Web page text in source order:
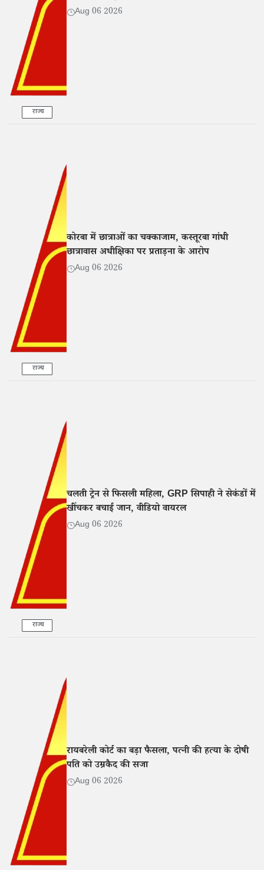
राज्य
Aug 06 2026
राज्य
कोरबा में छात्राओं का चक्काजाम, कस्तूरबा गांधी
छात्रावास अधीक्षिका पर प्रताड़ना के आरोप
Aug 06 2026
राज्य
चलती ट्रेन से फिसली महिला, GRP सिपाही ने सेकंडों में
खींचकर बचाई जान, वीडियो वायरल
Aug 06 2026
रायबरेली कोर्ट का बड़ा फैसला, पत्नी की हत्या के दोषी
पति को उम्रकैद की सजा
Aug 06 2026